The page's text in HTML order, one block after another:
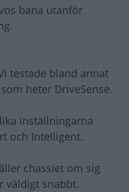
bana utanför
testade bland annat
heter DriveSense.
inställningarna
och Intelligent.
chassiet om sig
väldigt snabbt.